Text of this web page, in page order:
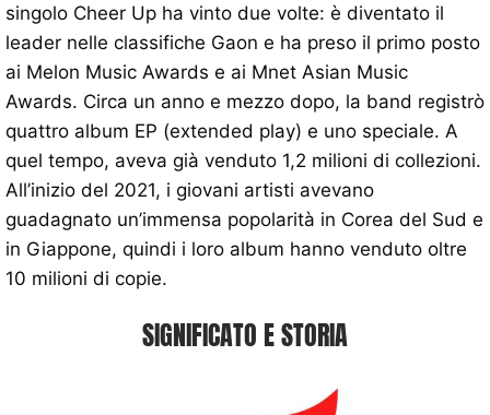
singolo Cheer Up ha vinto due volte: è diventato il
leader nelle classifiche Gaon e ha preso il primo posto
ai Melon Music Awards e ai Mnet Asian Music
Awards. Circa un anno e mezzo dopo, la band registrò
quattro album EP (extended play) e uno speciale. A
quel tempo, aveva già venduto 1,2 milioni di collezioni.
All’inizio del 2021, i giovani artisti avevano
guadagnato un’immensa popolarità in Corea del Sud e
in Giappone, quindi i loro album hanno venduto oltre
10 milioni di copie.
SIGNIFICATO E STORIA